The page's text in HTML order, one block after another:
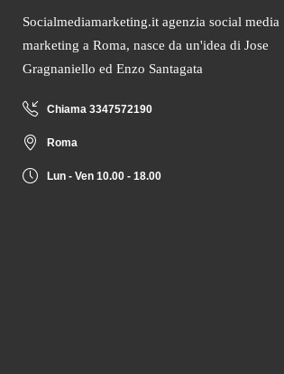
Socialmediamarketing.it agenzia social media
marketing a Roma, nasce da un'idea di Jose
Gragnaniello ed Enzo Santagata
Chiama 3347572190
Roma
Lun - Ven 10.00 - 18.00